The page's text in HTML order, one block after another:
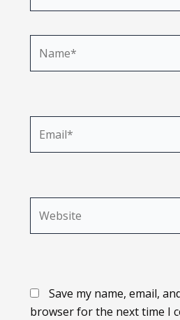
Save my name, email,
browser for the next time I